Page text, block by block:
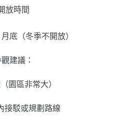
放時間
底（冬季不開放）
觀建議：
園區非常大）
接駁或規劃路線